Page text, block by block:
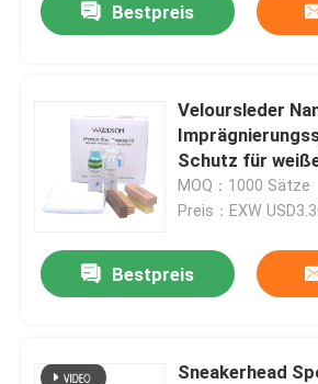
Bestpreis
Veloursleder
Schutz für
Sorgfalt
MOQ：1000 Sätze
Preis：EXW
Bestpreis
Sneakerhead